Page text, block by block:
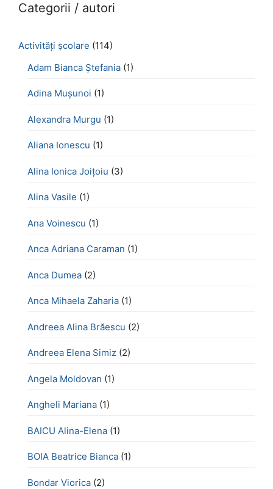
Categorii / autori
Activităţi şcolare (114)
Adam Bianca Ștefania (1)
Adina Mușunoi (1)
Alexandra Murgu (1)
Aliana Ionescu (1)
Alina Ionica Joițoiu (3)
Alina Vasile (1)
Ana Voinescu (1)
Anca Adriana Caraman (1)
Anca Dumea (2)
Anca Mihaela Zaharia (1)
Andreea Alina Brăescu (2)
Andreea Elena Simiz (2)
Angela Moldovan (1)
Angheli Mariana (1)
BAICU Alina-Elena (1)
BOIA Beatrice Bianca (1)
Bondar Viorica (2)